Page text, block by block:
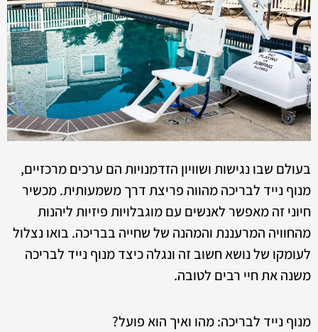
בעולם שבו נגישות ושוויון הזדמנויות הם ערכים מרכזיים,
מנוף נייד לבריכה מהווה פריצת דרך משמעותית. מכשיר
חיוני זה מאפשר לאנשים עם מוגבלויות פיזיות ליהנות
מהחוויה המרעננת והמהנה של שחייה בבריכה. בואו נצלול
לעומקו של נושא חשוב זה ונגלה כיצד מנוף נייד לבריכה
משנה את חיי רבים לטובה.
מנוף נייד לבריכה: מהו ואיך הוא פועל?